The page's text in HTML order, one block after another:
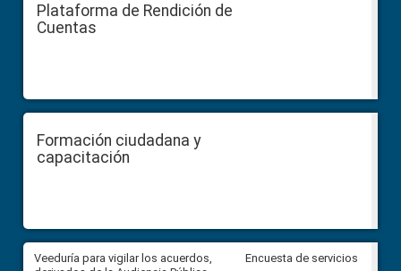
Plataforma de Rendición de
Cuentas
Formación ciudadana y
capacitación
Veeduría para vigilar los acuerdos,
CPCCS convoca a Veeduría
Encuesta de servicios